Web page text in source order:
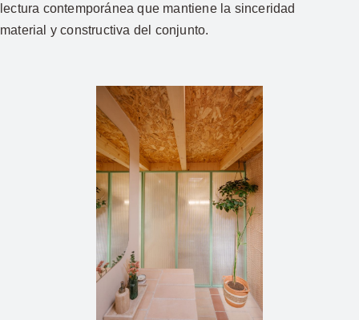
lectura contemporánea que mantiene la sinceridad
material y constructiva del conjunto.